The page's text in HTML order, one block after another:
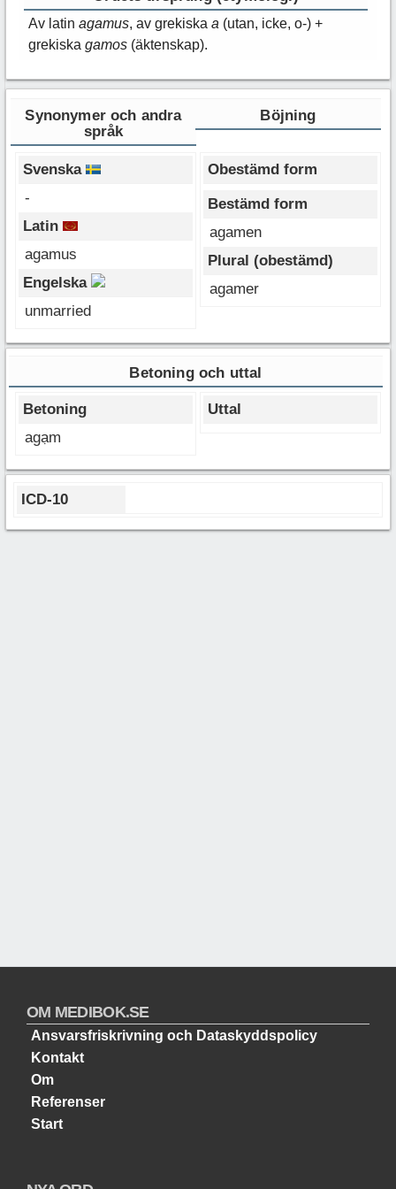
Av latin agamus, av grekiska a (utan, icke, o-) +
grekiska gamos (äktenskap).
Synonymer och andra
språk
Böjning
Svenska
-
Latin
agamus
Engelska
unmarried
Obestämd form
Bestämd form
agamen
Plural (obestämd)
agamer
Betoning och uttal
Betoning
agạm
Uttal
ICD-10
OM MEDIBOK.SE
Ansvarsfriskrivning och Dataskyddspolicy
Kontakt
Om
Referenser
Start